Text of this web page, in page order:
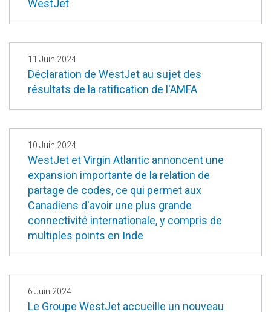
WestJet
11 Juin 2024
Déclaration de WestJet au sujet des
résultats de la ratification de l'AMFA
10 Juin 2024
WestJet et Virgin Atlantic annoncent une
expansion importante de la relation de
partage de codes, ce qui permet aux
Canadiens d'avoir une plus grande
connectivité internationale, y compris de
multiples points en Inde
6 Juin 2024
Le Groupe WestJet accueille un nouveau